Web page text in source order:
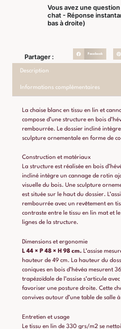
Vous avez une
chat - Réponse
bas à droite)
Partager : Facebook
Description
Informations complémentaires
La chaise blanc en tissu en lin et
compose d’une structure en bois
rembourrée. Le dossier incliné
sculpture ornementale en forme de
Construction et matériaux
La structure est réalisée en bois
incliné intègre un cannage de rotin
visuelle du bois. Une sculpture
est située sur le haut du dossier.
rembourrée avec un revêtement en
contraste entre le tissu en lin mat et
lignes de la structure.
Dimensions et ergonomie
L 44 × P 48 × H 98 cm. L’assise
hauteur de 49 cm. La hauteur du
coniques en bois d’hévéa mesurent
trapézoïdale de l’assise s’articule
favoriser une posture droite. Cette
convives autour d’une table de salle
Entretien et usage
Le tissu en lin de 330 grs/m2 se